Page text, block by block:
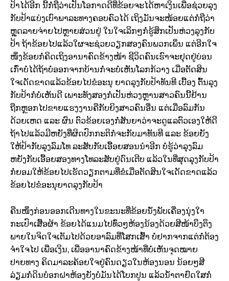
ປ້າໄດ້ອີກ ນີ້ກໍ່ຖືວ່າເປັນໂອກາດດີທີ່ຂ້ອຍຈະໄດ້ຫາເງິນເພື່ອຊ່ວຍລຸງ
ກັບປ້າແບ່ງເບົາພາລະທາງຄອບຄົວໄດ້ ເຖິງມັນຈະໜ້ອຍແຕ່ກໍ່ຖືວ່າ
ຫຼຸດລາຍຈ່າຍໄປຫຼາຍສ່ວນຢູ່ ໃນໃຈເລິກໆກໍ່ຮູ້ສຶກເປັນຫ່ວງລຸງກັບ
ປ້າ ຖ້າຂ້ອຍໄປແລ້ວໃຜຈະຊ່ວຍວຽກສອງຄົນພວກເພິ່ນ ແຕ່ອີກໃຈ
ໜຶ່ງຂ້ອຍກໍ່ຄິດເຖິງອານາຄົດຂ້າງໜ້າ ຊີວິດຄົນເຮົາຈະຢຸດຢູ່ບ່ອນ
ເກົ່າບໍ່ໄດ້ຖ້າບໍ່ອອກຈາກບ້ານກໍ່ຈະບໍ່ເຫັນໂລກກ້ວາງ ເມື່ອຕັດສິນ
ໃຈເດັດຂາດແລ້ວຂ້ອຍໄປຂໍອະນຸ ຍາດລຸງກັບປ້າທັນທີ ເບື້ອງ ຕົ້ນລຸງ
ກັບປ້າກໍ່ບໍ່ເຫັນດີ ເພາະທັງສອງກໍ່ເປັນຫ່ວງຫຼານສາວຄົນນີ້ຢ້ານ
ຖືກຫຼອກໄປຂາຍແຮງງານຄືກັບຍິງສາວຄົນອື່ນ ແຕ່ເມື່ອລົມກັນ
ດ້ວຍເຫດ ແລະ ຜົນ ຕົວຂ້ອຍເອງກໍ່ສັນຍາວ່າຈະດູແລຕົວເອງໃຫ້ດີ
ຖ້າໄປແລ້ວມີຫຍັງທີ່ຜິດປົກກະຕິກໍ່ຈະກັບມາທັນທີ ແລະ ຂ້ອຍຍັງ
ໃຫ້ປ້າກັບລຸງລົມໂທ ລະສັບກັບເອື້ອຍສອນນຳອີກ ບໍ່ຮູ້ວ່າລຸງລົມ
ຫຍັງກັບເອື້ອຍສອງທາງໂທລະສັບຢູ່ດົນເຕີບ ແລ້ວໃນທີ່ສຸດລຸງກັບປ້າ
ກໍ່ຍອມໃຫ້ຂ້ອຍໄປເຮັດວຽກຕາມທີ່ຂໍເມື່ອຕັດສິນໃຈເດັດຂາດແລ້ວ
ຂ້ອຍໄປຂໍອະນຸຍາດລຸງກັບປ້າ
ຄືນໜຶ່ງກ່ອນອອກເດີນທາງໃນຂະນະທີ່ຂ້ອຍນັ່ງພັບເຄື່ອງນຸ່ງໃາ
ກະເປົາເສື້ອຜ້າ ຂ້ອຍໄດ້ແນມໄປທົ່ວໆຫ້ອງນ້ອງດ້ວຍສີໜ້າບຶງຕຶງ
ພາຍໃນຈິດໃຈເຕັມໄປດ້ວຍອາລົມທີ່ໂສກເສົ້າ ບໍ່ຢາກຈາກແຕ່ກໍ່ຕ້ອງ
ຈຳໃຈໄປ ເພື່ອເງິນ, ເພື່ອອານາຄົດຂ້າງໜ້າທີ່ບໍ່ເຫັນຈຸດໝາຍ
ປາຍທາງ ຄິດມາລະຄ້ອຍໃຈຢູ່ຄົນດຽວໃນຫ້ອງນອນ ນ້ອຍໆສີ
ລ່ຽມກໍ່ດິນບ໋ອກຝາຫ້ອງຍັງບໍ່ມັນໄດ້ໂບກປູນ ແລ້ວນ້ຳຕາຢົດໃສກໍ່